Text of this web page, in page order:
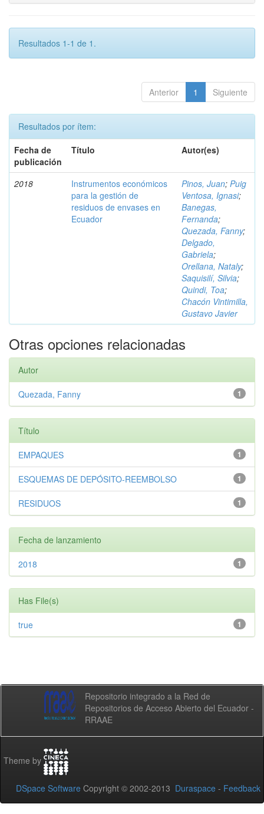
Resultados 1-1 de 1.
Anterior 1 Siguiente
Resultados por ítem:
Fecha de
publicación
Título Autor(es)
2018
Instrumentos económicos
para la gestión de
residuos de envases en
Ecuador
Pinos, Juan; Puig
Ventosa, Ignasi;
Banegas,
Fernanda;
Quezada, Fanny;
Delgado,
Gabriela;
Orellana, Nataly;
Saquisilí, Silvia;
Quindi, Toa;
Chacón Vintimilla,
Gustavo Javier
Otras opciones relacionadas
Autor
1
Quezada, Fanny
Título
1
EMPAQUES
1
ESQUEMAS DE DEPÓSITO-REEMBOLSO
1
RESIDUOS
Fecha de lanzamiento
1
2018
Has File(s)
1
true
Repositorio integrado a la Red de
Repositorios de Acceso Abierto del Ecuador -
RRAAE
Theme by
DSpace Software Copyright © 2002-2013 Duraspace - Feedback